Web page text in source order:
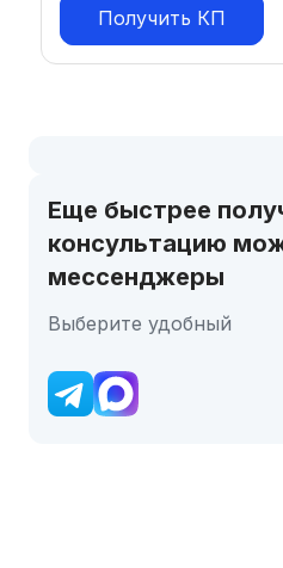
Получить КП
Еще быстрее
консультацию
мессенджеры
Выберите удобный